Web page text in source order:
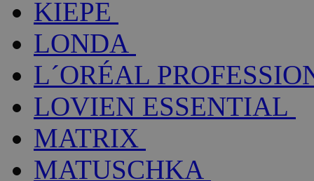
KIEPE
LONDA
L´ORÉAL
LOVIEN ESSENTIAL
MATRIX
MATUSCHKA